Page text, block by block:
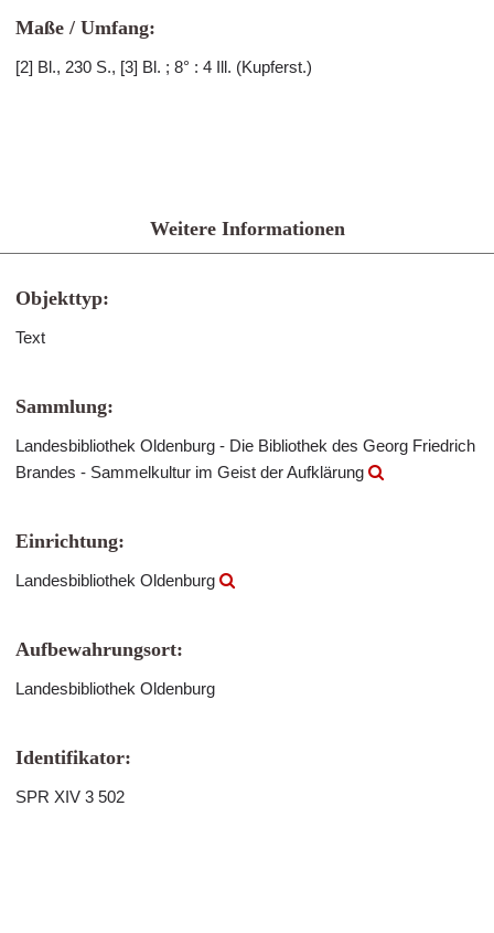
Maße / Umfang:
[2] Bl., 230 S., [3] Bl. ; 8° : 4 Ill. (Kupferst.)
Weitere Informationen
Objekttyp:
Text
Sammlung:
Landesbibliothek Oldenburg - Die Bibliothek des Georg Friedrich
Brandes - Sammelkultur im Geist der Aufklärung
Einrichtung:
Landesbibliothek Oldenburg
Aufbewahrungsort:
Landesbibliothek Oldenburg
Identifikator:
SPR XIV 3 502